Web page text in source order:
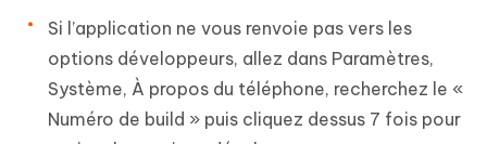
Si l’application ne vous renvoie pas vers les
options développeurs, allez dans Paramètres,
Système, À propos du téléphone, recherchez le «
Numéro de build » puis cliquez dessus 7 fois pour